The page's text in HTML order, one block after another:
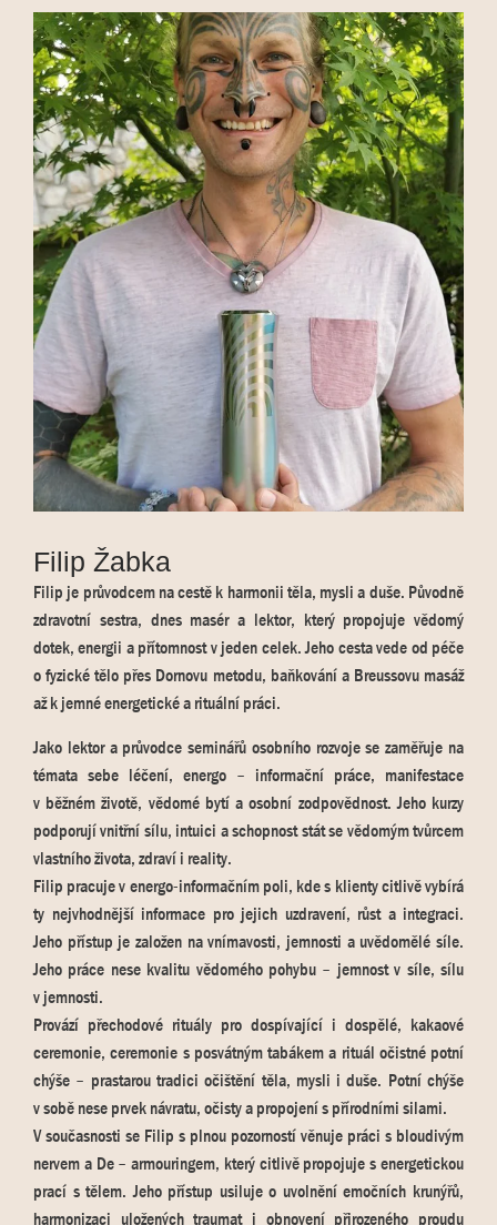
Filip Žabka
Filip je průvodcem na cestě k harmonii těla, mysli a duše. Původně
zdravotní sestra, dnes masér a lektor, který propojuje vědomý
dotek, energii a přítomnost v jeden celek. Jeho cesta vede od péče
o fyzické tělo přes Dornovu metodu, baňkování a Breussovu masáž
až k jemné energetické a rituální práci.
Jako lektor a průvodce seminářů osobního rozvoje se zaměřuje na
témata sebe léčení, energo – informační práce, manifestace
v běžném životě, vědomé bytí a osobní zodpovědnost. Jeho kurzy
podporují vnitřní sílu, intuici a schopnost stát se vědomým tvůrcem
vlastního života, zdraví i reality.
Filip pracuje v energo-informačním poli, kde s klienty citlivě vybírá
ty nejvhodnější informace pro jejich uzdravení, růst a integraci.
Jeho přístup je založen na vnímavosti, jemnosti a uvědomělé síle.
Jeho práce nese kvalitu vědomého pohybu – jemnost v síle, sílu
v jemnosti.
Provází přechodové rituály pro dospívající i dospělé, kakaové
ceremonie, ceremonie s posvátným tabákem a rituál očistné potní
chýše – prastarou tradici očištění těla, mysli i duše. Potní chýše
v sobě nese prvek návratu, očisty a propojení s přírodními silami.
V současnosti se Filip s plnou pozorností věnuje práci s bloudivým
nervem a De – armouringem, který citlivě propojuje s energetickou
prací s tělem. Jeho přístup usiluje o uvolnění emočních krunýřů,
harmonizaci uložených traumat i obnovení přirozeného proudu